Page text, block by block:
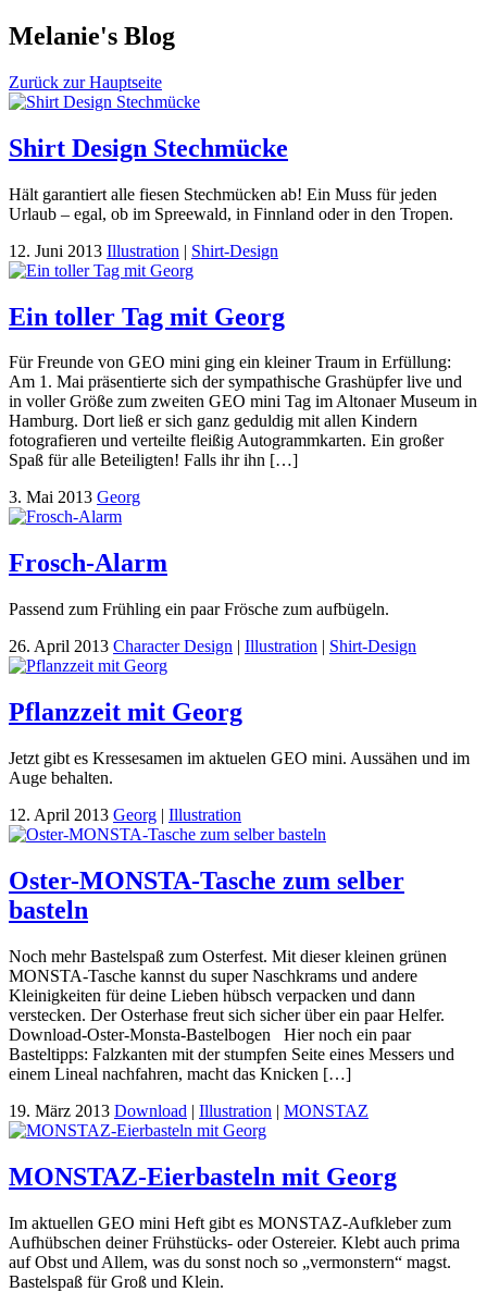
Zum
Inhalt
Melanie's Blog
Zurück zur Hauptseite
Shirt Design Stechmücke
Hält garantiert alle fiesen Stechmücken ab! Ein Muss für jeden
Urlaub – egal, ob im Spreewald, in Finnland oder in den Tropen.
12. Juni 2013 Illustration | Shirt-Design
Ein toller Tag mit Georg
Für Freunde von GEO mini ging ein kleiner Traum in Erfüllung:
Am 1. Mai präsentierte sich der sympathische Grashüpfer live und
in voller Größe zum zweiten GEO mini Tag im Altonaer Museum in
Hamburg. Dort ließ er sich ganz geduldig mit allen Kindern
fotografieren und verteilte fleißig Autogrammkarten. Ein großer
Spaß für alle Beteiligten! Falls ihr ihn […]
3. Mai 2013 Georg
Frosch-Alarm
Passend zum Frühling ein paar Frösche zum aufbügeln.
26. April 2013 Character Design | Illustration | Shirt-Design
Pflanzzeit mit Georg
Jetzt gibt es Kressesamen im aktuelen GEO mini. Aussähen und im
Auge behalten.
12. April 2013 Georg | Illustration
Oster-MONSTA-Tasche zum selber
basteln
Noch mehr Bastelspaß zum Osterfest. Mit dieser kleinen grünen
MONSTA-Tasche kannst du super Naschkrams und andere
Kleinigkeiten für deine Lieben hübsch verpacken und dann
verstecken. Der Osterhase freut sich sicher über ein paar Helfer.
Download-Oster-Monsta-Bastelbogen Hier noch ein paar
Basteltipps: Falzkanten mit der stumpfen Seite eines Messers und
einem Lineal nachfahren, macht das Knicken […]
19. März 2013 Download | Illustration | MONSTAZ
MONSTAZ-Eierbasteln mit Georg
Im aktuellen GEO mini Heft gibt es MONSTAZ-Aufkleber zum
Aufhübschen deiner Frühstücks- oder Ostereier. Klebt auch prima
auf Obst und Allem, was du sonst noch so „vermonstern“ magst.
Bastelspaß für Groß und Klein.